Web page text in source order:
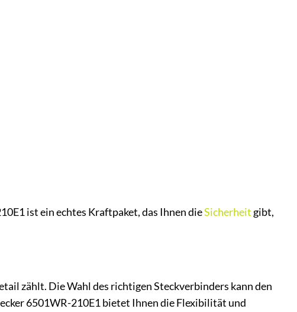
ist ein echtes Kraftpaket, das Ihnen dieSicherheit gibt,
zählt. Die Wahl des richtigen Steckverbinders kann den
6501WR-210E1 bietet Ihnen die Flexibilität und